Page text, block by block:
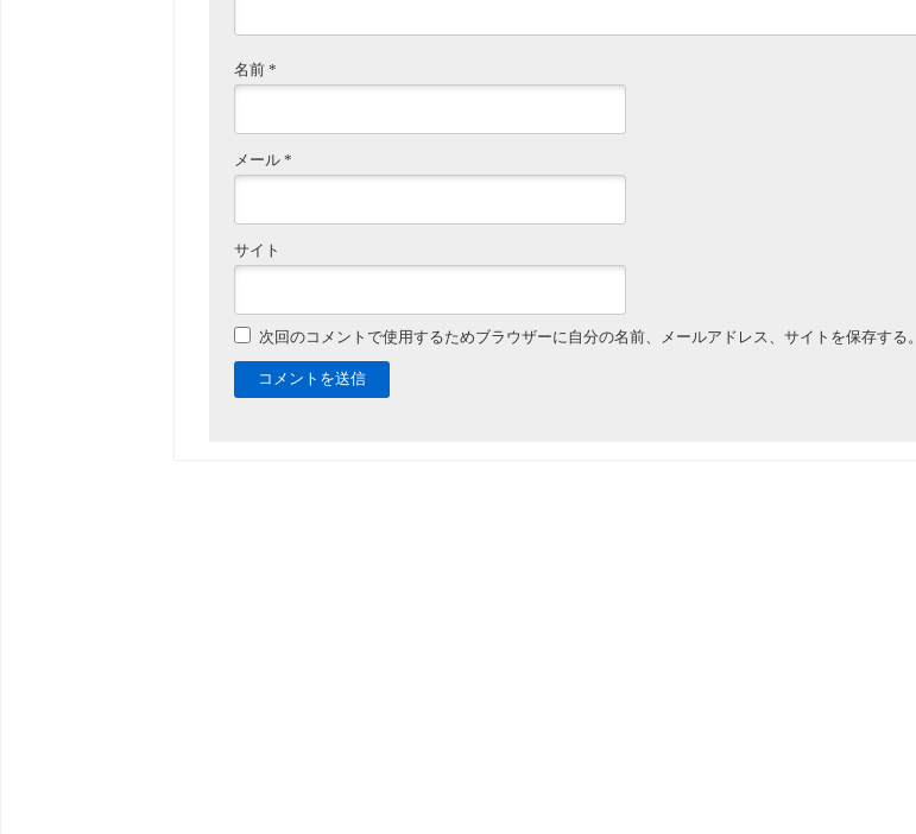
名前 *
メール *
サイト
次回のコメントで使用するためブラウザーに自分の名前、メールアドレス、サイトを保存する。